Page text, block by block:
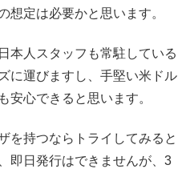
想定は必要かと思います。
本人スタッフも常駐している
に運びますし、手堅い米ドル
安心できると思います。
を持つならトライしてみると
即日発行はできませんが、3